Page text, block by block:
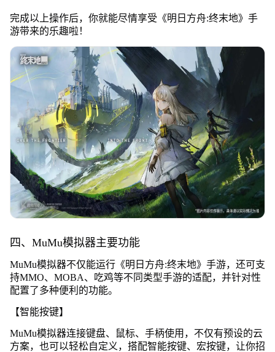
完成以上操作后，你就能尽情享受《明日方舟:终末地》手
游带来的乐趣啦！
四、MuMu模拟器主要功能
MuMu模拟器不仅能运行《明日方舟:终末地》手游，还可支
持MMO、MOBA、吃鸡等不同类型手游的适配，并针对性
配置了多种便利的功能。
【智能按键】
MuMu模拟器连接键盘、鼠标、手柄使用，不仅有预设的云
方案，也可以轻松自定义，搭配智能按键、宏按键，让你招